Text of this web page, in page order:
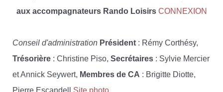
aux accompagnateurs Rando Loisirs CONNEXION
Conseil d'administration Président : Rémy Corthésy,
Trésorière : Christine Piso, Secrétaires : Sylvie Mercier
et Annick Seywert, Membres de CA : Brigitte Diotte,
Pierre Escandell Site photo